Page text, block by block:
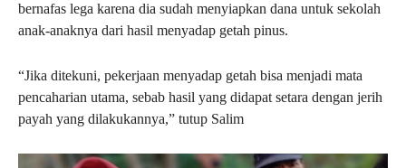
bernafas lega karena dia sudah menyiapkan dana untuk sekolah
anak-anaknya dari hasil menyadap getah pinus.
“Jika ditekuni, pekerjaan menyadap getah bisa menjadi mata
pencaharian utama, sebab hasil yang didapat setara dengan jerih
payah yang dilakukannya,” tutup Salim